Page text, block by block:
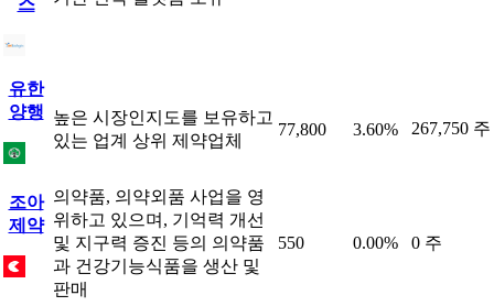
스
유한
양행 높은 시장인지도를 보유하고
있는 업계 상위 제약업체
77,800 3.60% 267,750 주
조아
제약
의약품, 의약외품 사업을 영
위하고 있으며, 기억력 개선
및 지구력 증진 등의 의약품
과 건강기능식품을 생산 및
판매
550 0.00% 0 주